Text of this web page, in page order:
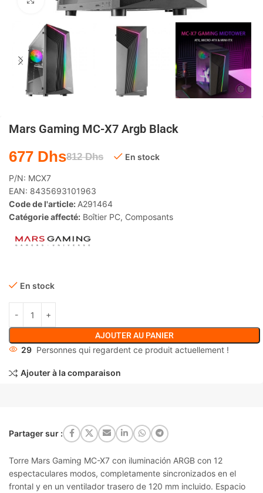
Mars Gaming MC-X7 Argb Black
812Dhs
677 Dhs En stock
P/N: MCX7
EAN: 8435693101963
Code de l'article: A291464
Catégorie affecté: Boîtier PC, Composants
En stock
AJOUTER AU PANIER
29 Personnes qui regardent ce produit actuellement !
Ajouter à la comparaison
Partager sur :
Torre Mars Gaming MC-X7 con iluminación ARGB con 12
espectaculares modos, completamente sincronizados en el
frontal y en un ventilador trasero de 120 mm incluido. Espacio